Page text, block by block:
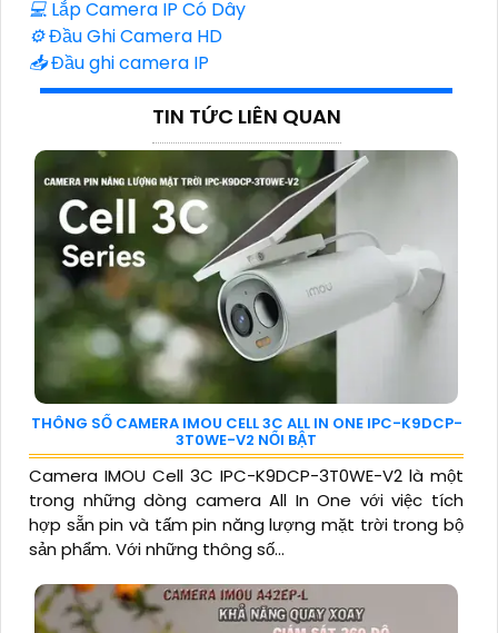
💻 Lắp Camera IP Có Dây
⚙️Đầu Ghi Camera HD
📥Đầu ghi camera IP
TIN TỨC LIÊN QUAN
THÔNG SỐ CAMERA IMOU CELL 3C ALL IN ONE IPC-K9DCP-
3T0WE-V2 NỔI BẬT
Camera IMOU Cell 3C IPC-K9DCP-3T0WE-V2 là một
trong những dòng camera All In One với việc tích
hợp sẵn pin và tấm pin năng lượng mặt trời trong bộ
sản phẩm. Với những thông số...